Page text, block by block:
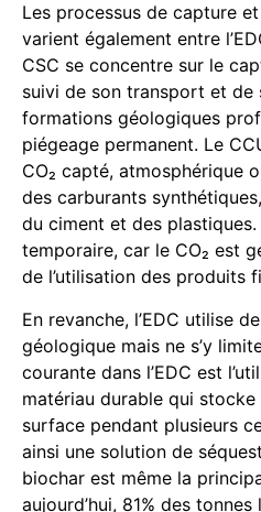
Les processus de capture
varient également entre
CSC se concentre sur le
suivi de son transport et de
formations géologiques
piégeage permanent. Le
CO₂ capté, atmosphérique
des carburants
du ciment et des
temporaire, car le CO₂ est
de l’utilisation des produits
En revanche, l’EDC utilise
géologique mais ne s’y
courante dans l’EDC est
matériau durable qui stocke
surface pendant plusieurs
ainsi une solution de
biochar est même la
aujourd’hui, 81% des tonnes